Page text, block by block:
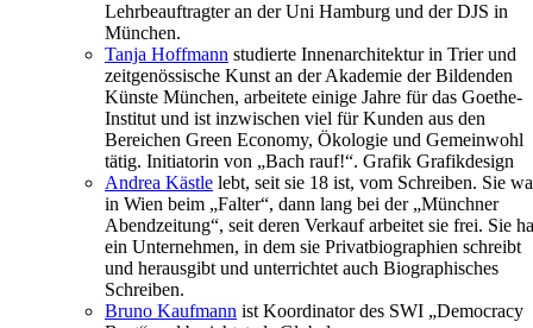
Lehrbeauftragter an der Uni Hamburg und der DJS in
München.
Tanja Hoffmann studierte Innenarchitektur in Trier und
zeitgenössische Kunst an der Akademie der Bildenden
Künste München, arbeitete einige Jahre für das Goethe-
Institut und ist inzwischen viel für Kunden aus den
Bereichen Green Economy, Ökologie und Gemeinwohl
tätig. Initiatorin von „Bach rauf!“. Grafik Grafikdesign
Andrea Kästle lebt, seit sie 18 ist, vom Schreiben. Sie
in Wien beim „Falter“, dann lang bei der „Münchner
Abendzeitung“, seit deren Verkauf arbeitet sie frei. Sie
ein Unternehmen, in dem sie Privatbiographien schreibt
und herausgibt und unterrichtet auch Biographisches
Schreiben.
Bruno Kaufmann ist Koordinator des SWI „Democracy